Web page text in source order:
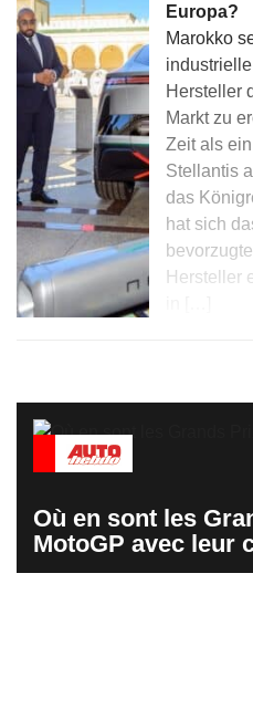
Europa?
Marokko
Hersteller
Markt zu
Zeit als
Stellantis
das
hat sich
Hersteller
Où en sont les
MotoGP avec leur